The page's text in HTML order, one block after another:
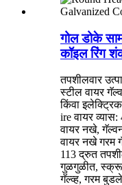
गोल डोके
कॉइल रिंग
तपशीलवार
स्टील वायर
किंवा इलेक्ट्रिक
ire वायर
वायर नखे,
वायर नखे गरम
113 द्रुत
गुळगुळीत,
गॅल्व्ह, गरम